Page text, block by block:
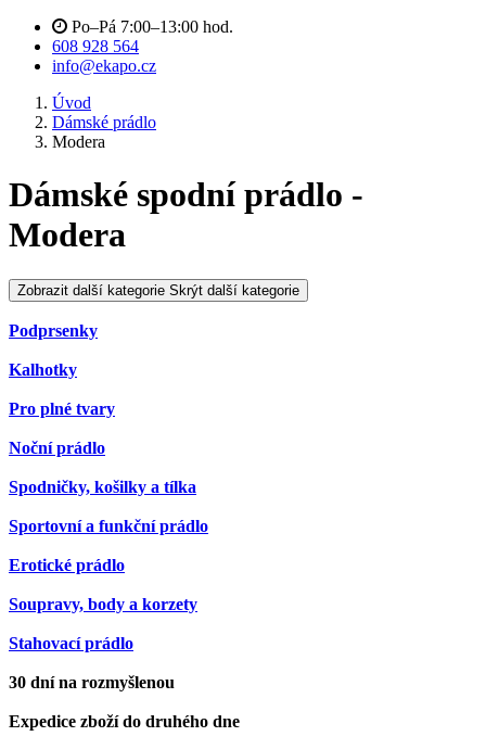
Po–Pá 7:00–13:00 hod.
608 928 564
info@ekapo.cz
Úvod
Dámské prádlo
Modera
Dámské spodní prádlo -
Modera
Zobrazit další kategorie Skrýt další kategorie
Podprsenky
Kalhotky
Pro plné tvary
Noční prádlo
Spodničky, košilky a tílka
Sportovní a funkční prádlo
Erotické prádlo
Soupravy, body a korzety
Stahovací prádlo
30 dní na rozmyšlenou
Expedice zboží do druhého dne